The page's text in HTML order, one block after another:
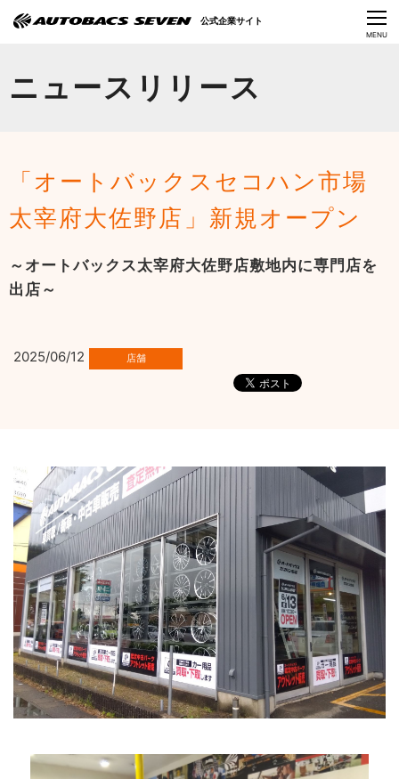
CLOSE
MENU
ニュースリリース
「オートバックスセコハン市場
太宰府大佐野店」新規オープン
～オートバックス太宰府大佐野店敷地内に専門店を
出店～
2025/06/12
公式企業サイト
サステナビリティ
採用情報
Language